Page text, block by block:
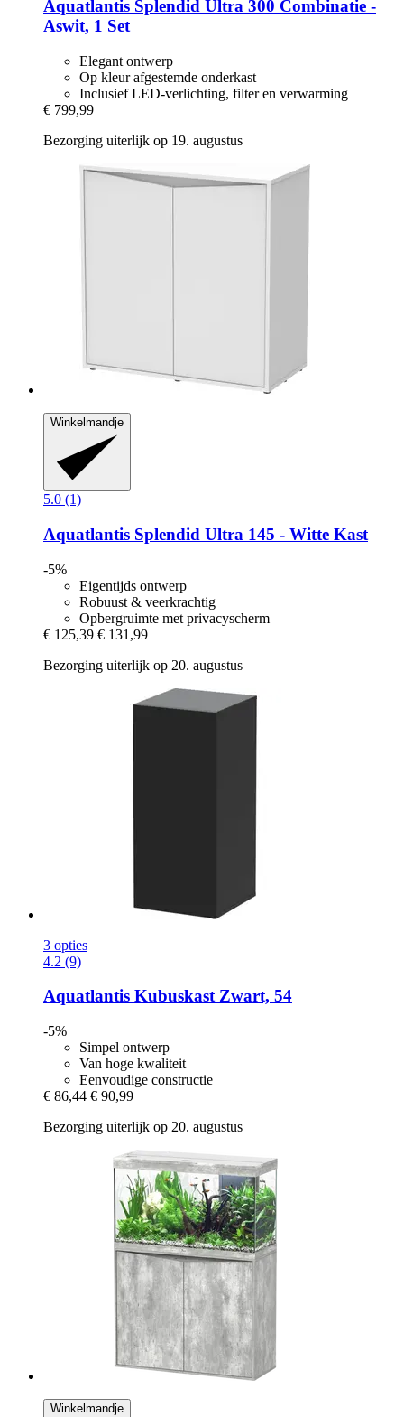
Aquatlantis Splendid Ultra 300 Combinatie -​
Aswit, 1 Set
Elegant ontwerp
Op kleur afgestemde onderkast
Inclusief LED-verlichting, filter en verwarming
€ 799,99
Bezorging uiterlijk op 19. augustus
Winkelmandje
5.0 (1)
Aquatlantis Splendid Ultra 145 -​ Witte Kast
-5%
Eigentijds ontwerp
Robuust & veerkrachtig
Opbergruimte met privacyscherm
€ 125,39 € 131,99
Bezorging uiterlijk op 20. augustus
3 opties
4.2 (9)
Aquatlantis Kubuskast Zwart, 54
-5%
Simpel ontwerp
Van hoge kwaliteit
Eenvoudige constructie
€ 86,44 € 90,99
Bezorging uiterlijk op 20. augustus
Winkelmandje